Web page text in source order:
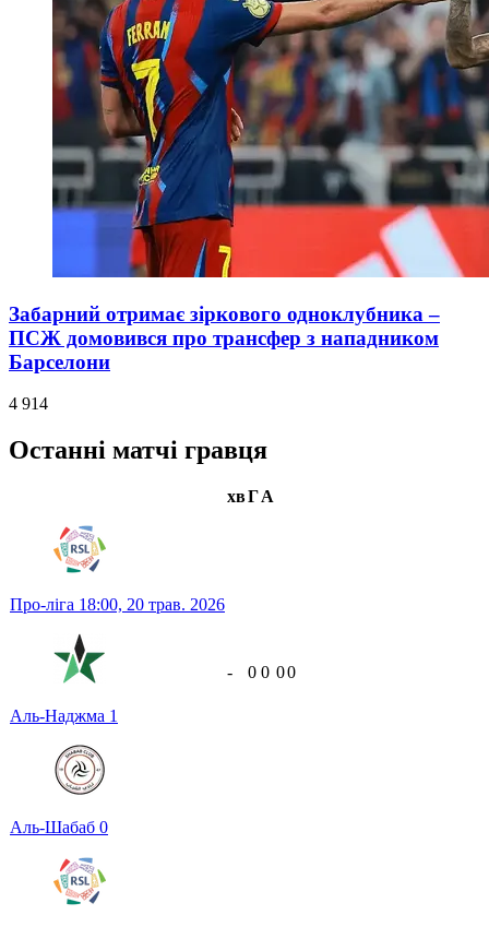
Забарний отримає зіркового одноклубника –
ПСЖ домовився про трансфер з нападником
Барселони
4 914
Останні матчі гравця
хвГА
Про-ліга 18:00, 20 трав. 2026
Аль-Наджма 1
Аль-Шабаб 0
- 0 0 00